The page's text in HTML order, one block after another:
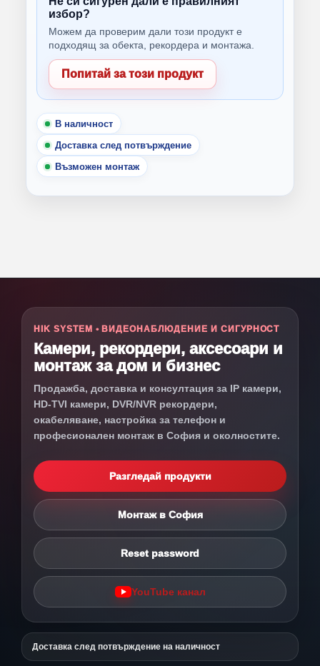
избор?
Можем да проверим дали този продукт е
подходящ за обекта, рекордера и монтажа.
Попитай за този продукт
В наличност
Доставка след потвърждение
Възможен монтаж
HIK SYSTEM • ВИДЕОНАБЛЮДЕНИЕ И СИГУРНОСТ
Камери, рекордери, аксесоари и
монтаж за дом и бизнес
Продажба, доставка и консултация за IP камери,
HD-TVI камери, DVR/NVR рекордери,
окабеляване, настройка за телефон и
професионален монтаж в София и околностите.
Разгледай продукти
Монтаж в София
Reset password
YouTube канал
Доставка след потвърждение на наличност